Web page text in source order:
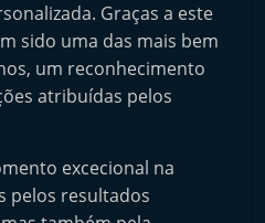
Graças a este
sido uma das mais bem
um reconhecimento
atribuídas pelos
excecional na
pelos resultados